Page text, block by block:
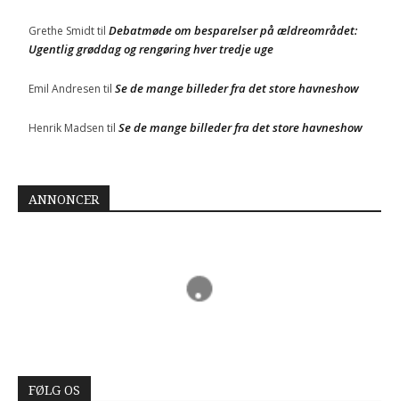
Grethe Smidttil Debatmøde om besparelser på ældreområdet:
Ugentlig grøddag og rengøring hver tredje uge
Emil Andresen til Se de mange billeder fra det store havneshow
Henrik Madsen til Se de mange billeder fra det store havneshow
ANNONCER
FØLG OS